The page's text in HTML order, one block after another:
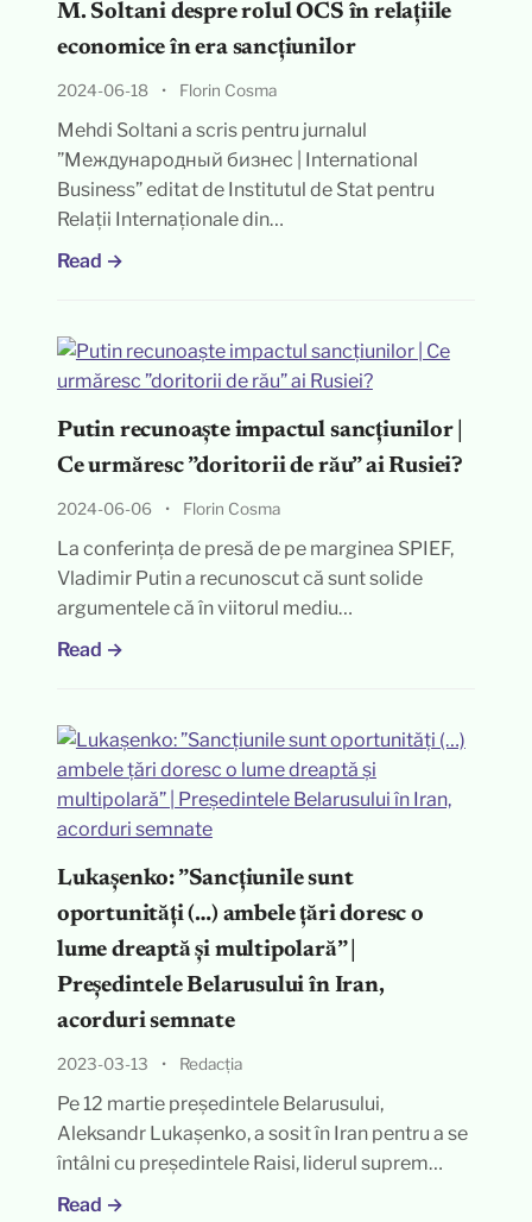
M. Soltani despre rolul OCS în relațiile
economice în era sancțiunilor
2024-06-18 • Florin Cosma
Mehdi Soltani a scris pentru jurnalul
”Международный бизнес | International
Business” editat de Institutul de Stat pentru
Relații Internaționale din…
Read →
Putin recunoaște impactul sancțiunilor |
Ce urmăresc ”doritorii de rău” ai Rusiei?
2024-06-06 • Florin Cosma
La conferința de presă de pe marginea SPIEF,
Vladimir Putin a recunoscut că sunt solide
argumentele că în viitorul mediu…
Read →
Lukașenko: ”Sancțiunile sunt
oportunități (…) ambele țări doresc o
lume dreaptă și multipolară” |
Președintele Belarusului în Iran,
acorduri semnate
2023-03-13 • Redacția
Pe 12 martie președintele Belarusului,
Aleksandr Lukașenko, a sosit în Iran pentru a se
întâlni cu președintele Raisi, liderul suprem…
Read →